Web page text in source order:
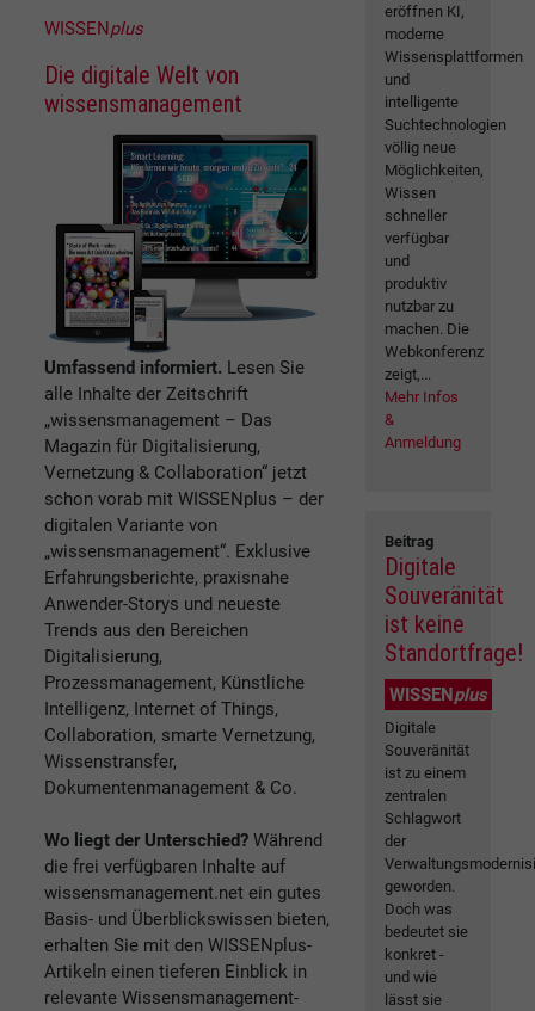
WISSENplus
Die digitale Welt von
wissensmanagement
Umfassend informiert. Lesen Sie
alle Inhalte der Zeitschrift
„wissensmanagement – Das
Magazin für Digitalisierung,
Vernetzung & Collaboration“ jetzt
schon vorab mit WISSENplus – der
digitalen Variante von
„wissensmanagement“. Exklusive
Erfahrungsberichte, praxisnahe
Anwender-Storys und neueste
Trends aus den Bereichen
Digitalisierung,
Prozessmanagement, Künstliche
Intelligenz, Internet of Things,
Collaboration, smarte Vernetzung,
Wissenstransfer,
Dokumentenmanagement & Co.
Wo liegt der Unterschied? Während
die frei verfügbaren Inhalte auf
wissensmanagement.net ein gutes
Basis- und Überblickswissen bieten,
erhalten Sie mit den WISSENplus-
Artikeln einen tieferen Einblick in
relevante Wissensmanagement-
eröffnen KI,
moderne
Wissensplattformen
und
intelligente
Suchtechnologien
völlig neue
Möglichkeiten,
Wissen
schneller
verfügbar
und
produktiv
nutzbar zu
machen. Die
Webkonferenz
zeigt,...
Mehr Infos
&
Anmeldung
Beitrag
Digitale
Souveränität
ist keine
Standortfrage!
WISSENplus
Digitale
Souveränität
ist zu einem
zentralen
Schlagwort
der
geworden.
Doch was
bedeutet sie
konkret -
und wie
lässt sie